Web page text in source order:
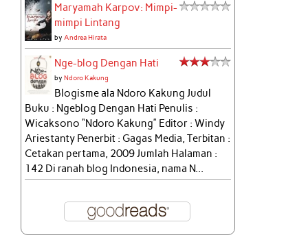
Maryamah Karpov: Mimpi-
mimpi Lintang
byAndrea Hirata
Nge-blog Dengan Hati
byNdoro Kakung
Blogisme ala Ndoro Kakung Judul
Buku : Ngeblog Dengan Hati Penulis :
Wicaksono “Ndoro Kakung” Editor : Windy
Ariestanty Penerbit : Gagas Media, Terbitan :
Cetakan pertama, 2009 Jumlah Halaman :
142 Di ranah blog Indonesia, nama N...